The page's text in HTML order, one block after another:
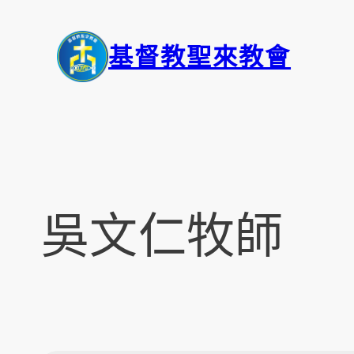
基督教聖來教會
吳文仁牧師